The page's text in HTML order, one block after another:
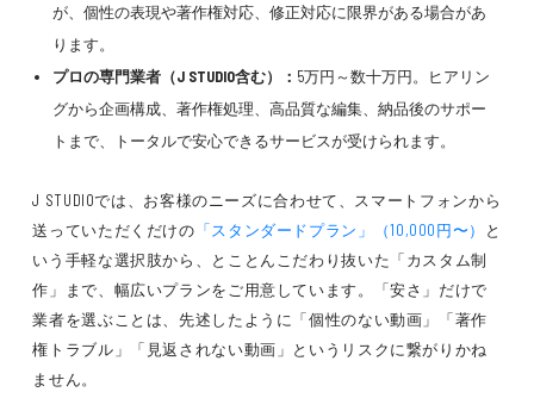
が、個性の表現や著作権対応、修正対応に限界がある場合があ
ります。
プロの専門業者（J STUDIO含む）： 5万円～数十万円。ヒアリン
グから企画構成、著作権処理、高品質な編集、納品後のサポー
トまで、トータルで安心できるサービスが受けられます。
J STUDIOでは、お客様のニーズに合わせて、スマートフォンから
送っていただくだけの 「スタンダードプラン」（10,000円〜）
と
いう手軽な選択肢から、とことんこだわり抜いた「カスタム制
作」まで、幅広いプランをご用意しています。「安さ」だけで
業者を選ぶことは、先述したように「個性のない動画」「著作
権トラブル」「見返されない動画」というリスクに繋がりかね
ません。